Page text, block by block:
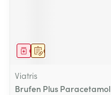
Op voorschrift
Geneesmiddel
Viatris
Brufen Plus Paracetamol